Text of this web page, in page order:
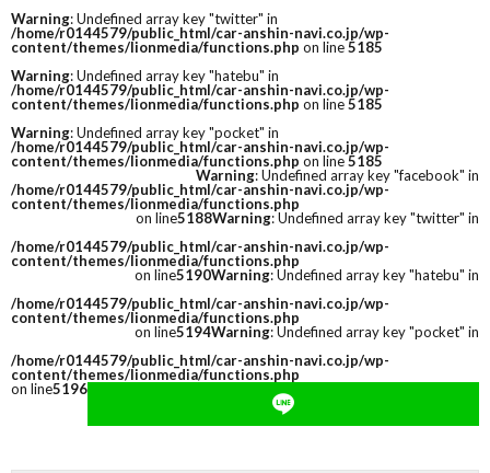
Warning: Undefined array key "twitter" in
/home/r0144579/public_html/car-anshin-navi.co.jp/wp-
content/themes/lionmedia/functions.php on line5185
Warning: Undefined array key "hatebu" in
/home/r0144579/public_html/car-anshin-navi.co.jp/wp-
content/themes/lionmedia/functions.php on line5185
Warning: Undefined array key "pocket" in
/home/r0144579/public_html/car-anshin-navi.co.jp/wp-
content/themes/lionmedia/functions.php on line5185
Warning: Undefined array key "facebook" in
/home/r0144579/public_html/car-anshin-navi.co.jp/wp-
content/themes/lionmedia/functions.php
on line5188Warning: Undefined array key "twitter" in
/home/r0144579/public_html/car-anshin-navi.co.jp/wp-
content/themes/lionmedia/functions.php
on line5190Warning: Undefined array key "hatebu" in
/home/r0144579/public_html/car-anshin-navi.co.jp/wp-
content/themes/lionmedia/functions.php
on line5194Warning: Undefined array key "pocket" in
/home/r0144579/public_html/car-anshin-navi.co.jp/wp-
content/themes/lionmedia/functions.php
on line5196